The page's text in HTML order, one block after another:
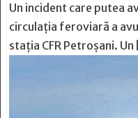
Un incident care putea
circulația feroviară a
stația CFR Petroșani.